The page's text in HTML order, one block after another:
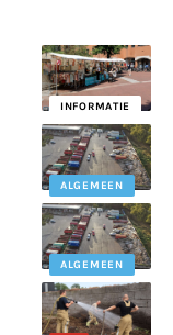
INFORMATIE
ALGEMEEN
ALGEMEEN